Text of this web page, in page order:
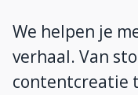
We helpen je
verhaal. Van
contentcreatie